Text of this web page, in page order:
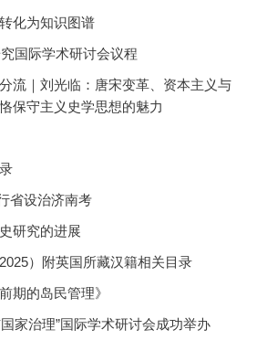
化为知识图谱
国际学术研讨会议程
流｜刘光临：唐宋变革、资本主义与
保守主义史学思想的魅力
省设治济南考
研究的进展
）附英国所藏汉籍相关目录
期的岛民管理》
家治理”国际学术研讨会成功举办